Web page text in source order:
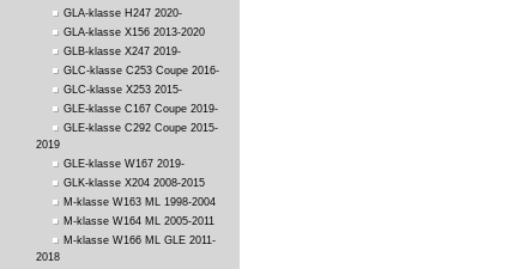
GLA-klasse H247 2020-
GLA-klasse X156 2013-2020
GLB-klasse X247 2019-
GLC-klasse C253 Coupe 2016-
GLC-klasse X253 2015-
GLE-klasse C167 Coupe 2019-
GLE-klasse C292 Coupe 2015-
2019
GLE-klasse W167 2019-
GLK-klasse X204 2008-2015
M-klasse W163 ML 1998-2004
M-klasse W164 ML 2005-2011
M-klasse W166 ML GLE 2011-
2018